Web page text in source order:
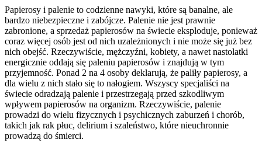
Papierosy i palenie to codzienne nawyki, które są banalne, ale
bardzo niebezpieczne i zabójcze. Palenie nie jest prawnie
zabronione, a sprzedaż papierosów na świecie eksploduje, ponieważ
coraz więcej osób jest od nich uzależnionych i nie może się już bez
nich obejść. Rzeczywiście, mężczyźni, kobiety, a nawet nastolatki
energicznie oddają się paleniu papierosów i znajdują w tym
przyjemność. Ponad 2 na 4 osoby deklarują, że paliły papierosy, a
dla wielu z nich stało się to nałogiem. Wszyscy specjaliści na
świecie odradzają palenie i przestrzegają przed szkodliwym
wpływem papierosów na organizm. Rzeczywiście, palenie
prowadzi do wielu fizycznych i psychicznych zaburzeń i chorób,
takich jak rak płuc, delirium i szaleństwo, które nieuchronnie
prowadzą do śmierci.